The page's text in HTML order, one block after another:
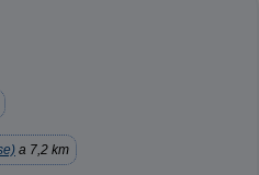
a 7,2 km